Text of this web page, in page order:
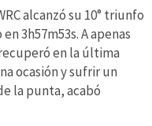
alcanzó su 10° triunfo
3h57m53s. A apenas
en la última
ocasión y sufrir un
la punta, acabó